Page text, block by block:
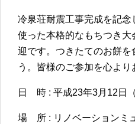
冷泉荘耐震工事完成を記
使った本格的なもちつき
迎です。つきたてのお餅
う。皆様のご参加を心より
日 時 : 平成23年3月12日
場 所 : リノベーションミ